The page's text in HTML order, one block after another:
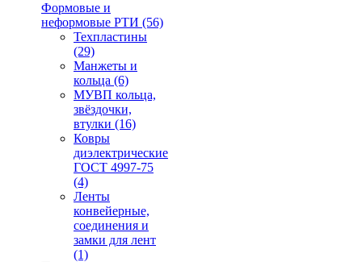
Формовые и
неформовые РТИ (56)
Техпластины
(29)
Манжеты и
кольца (6)
МУВП кольца,
звёздочки,
втулки (16)
Ковры
диэлектрические
ГОСТ 4997-75
(4)
Ленты
конвейерные,
соединения и
замки для лент
(1)